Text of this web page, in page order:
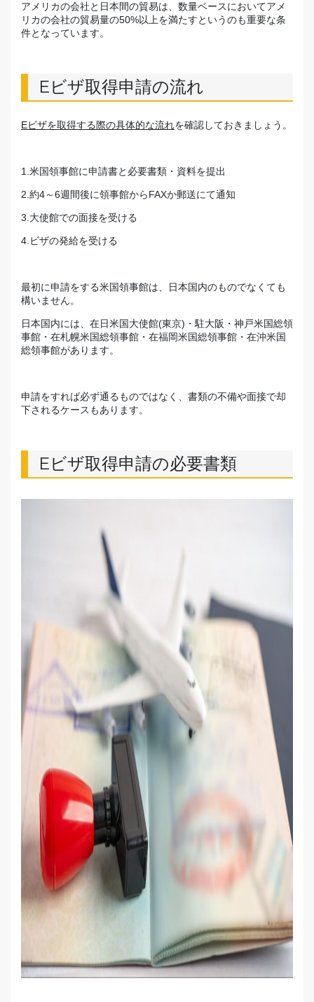
アメリカの会社と日本間の貿易は、数量ベースにおいてアメ
リカの会社の貿易量の50%以上を満たすというのも重要な条
件となっています。
Eビザ取得申請の流れ
Eビザを取得する際の具体的な流れを確認しておきましょう。
1.米国領事館に申請書と必要書類・資料を提出
2.約4～6週間後に領事館からFAXか郵送にて通知
3.大使館での面接を受ける
4.ビザの発給を受ける
最初に申請をする米国領事館は、日本国内のものでなくても
構いません。
日本国内には、在日米国大使館(東京)・駐大阪・神戸米国総領
事館・在札幌米国総領事館・在福岡米国総領事館・在沖米国
総領事館があります。
申請をすれば必ず通るものではなく、書類の不備や面接で却
下されるケースもあります。
Eビザ取得申請の必要書類